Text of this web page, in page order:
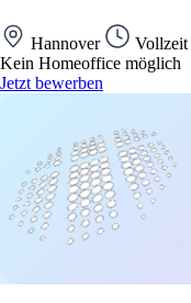
Hannover Vollzeit
Kein Homeoffice möglich
Jetzt bewerben